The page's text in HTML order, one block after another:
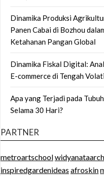
Dinamika Produksi
Panen Cabai di Bozhou
Ketahanan Pangan Global
Dinamika Fiskal Digital:
E-commerce di Tengah
Apa yang Terjadi pada
Selama 30 Hari?
PARTNER
metroartschool
inspiredgardenideas afroskin